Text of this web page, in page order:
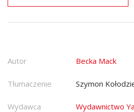
Autor Becka Mack
Tłumaczenie Szymon
Wydawca Wydawnictwo